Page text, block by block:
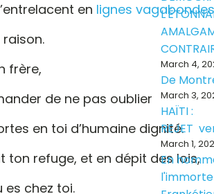
en lignes vagabondes
raison.
frère,
de ne pas oublier
en toi d’humaine dignité.
ton refuge, et en dépit des lois,
es chez toi.
March 4,
De
March 3,
HAÏTI :
REJET
March 1,
En